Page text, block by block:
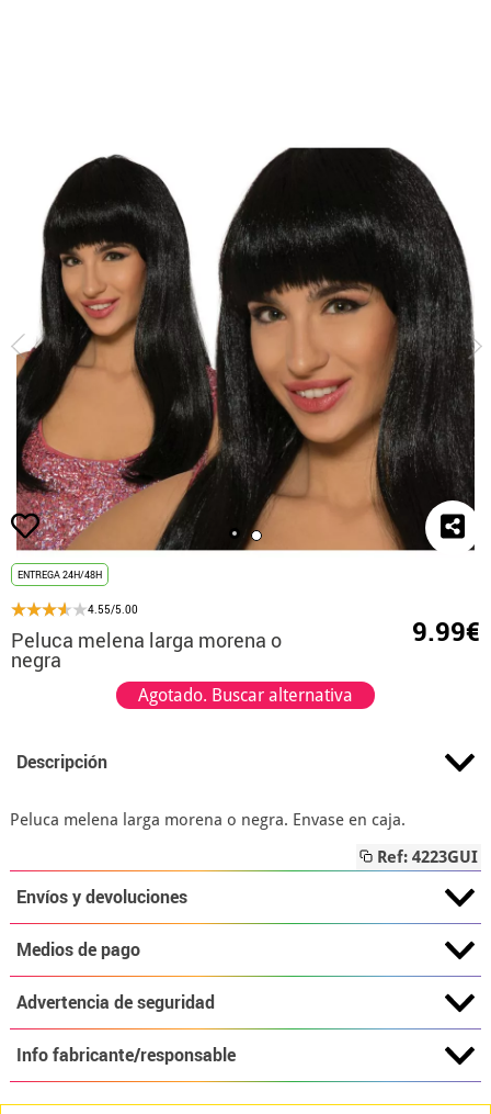
ENTREGA 24H/48H
4.55/5.00
Peluca melena larga morena o
negra
9.99€
Agotado. Buscar alternativa
Descripción
Peluca melena larga morena o negra. Envase en caja.
Ref: 4223GUI
Envíos y devoluciones
Medios de pago
Advertencia de seguridad
Info fabricante/responsable